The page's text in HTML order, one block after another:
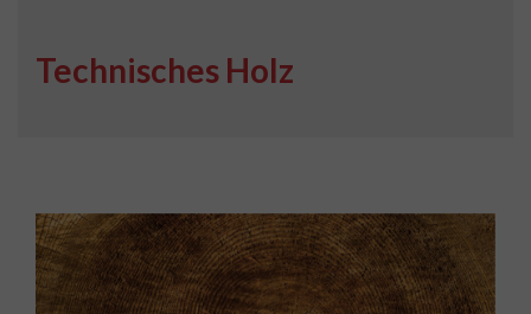
Technisches Holz